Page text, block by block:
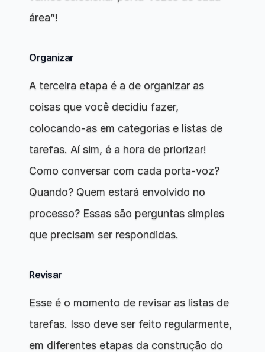
área”!
Organizar
A terceira etapa é a de organizar as
coisas que você decidiu fazer,
colocando-as em categorias e listas de
tarefas. Aí sim, é a hora de priorizar!
Como conversar com cada porta-voz?
Quando? Quem estará envolvido no
processo? Essas são perguntas simples
que precisam ser respondidas.
Revisar
Esse é o momento de revisar as listas de
tarefas. Isso deve ser feito regularmente,
em diferentes etapas da construção do